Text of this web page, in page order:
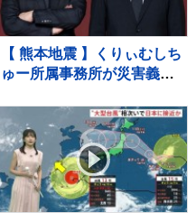
【 熊本地震 】くりぃむしち
ゅー所属事務所が災害義援
ギュラー番組に出演させて
頂くなど、長年にわたり地
元との繋がりを大切にして
参りました」